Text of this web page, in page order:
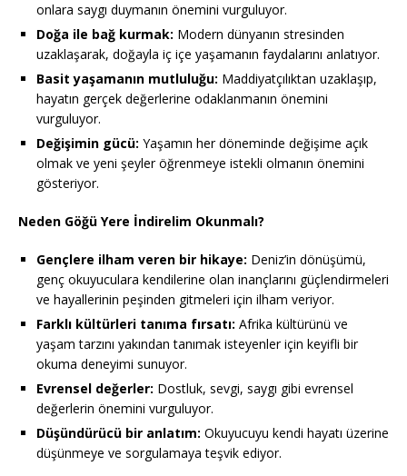
onlara saygı duymanın önemini vurguluyor.
Doğa ile bağ kurmak: Modern dünyanın stresinden
uzaklaşarak, doğayla iç içe yaşamanın faydalarını anlatıyor.
Basit yaşamanın mutluluğu: Maddiyatçılıktan uzaklaşıp,
hayatın gerçek değerlerine odaklanmanın önemini
vurguluyor.
Değişimin gücü: Yaşamın her döneminde değişime açık
olmak ve yeni şeyler öğrenmeye istekli olmanın önemini
gösteriyor.
Neden Göğü Yere İndirelim Okunmalı?
Gençlere ilham veren bir hikaye: Deniz’in dönüşümü,
genç okuyuculara kendilerine olan inançlarını güçlendirmeleri
ve hayallerinin peşinden gitmeleri için ilham veriyor.
Farklı kültürleri tanıma fırsatı: Afrika kültürünü ve
yaşam tarzını yakından tanımak isteyenler için keyifli bir
okuma deneyimi sunuyor.
Evrensel değerler: Dostluk, sevgi, saygı gibi evrensel
değerlerin önemini vurguluyor.
Düşündürücü bir anlatım: Okuyucuyu kendi hayatı üzerine
düşünmeye ve sorgulamaya teşvik ediyor.